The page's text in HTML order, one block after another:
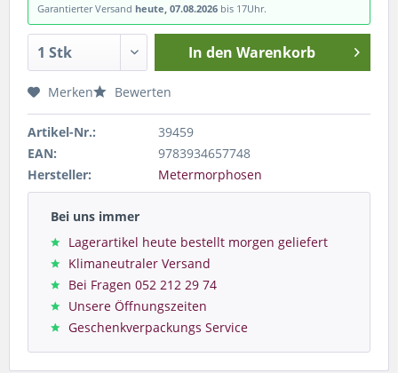
Garantierter Versand heute, 07.08.2026 bis 17Uhr.
In den Warenkorb
Merken Bewerten
Artikel-Nr.:
39459
EAN:
9783934657748
Hersteller:
Metermorphosen
Bei uns immer
Lagerartikel heute bestellt morgen geliefert
Klimaneutraler Versand
Bei Fragen 052 212 29 74
Unsere Öffnungszeiten
Geschenkverpackungs Service